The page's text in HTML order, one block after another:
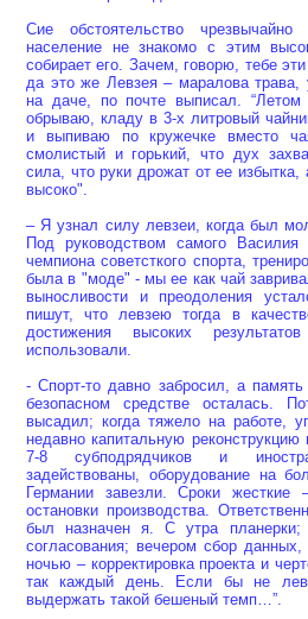
Сие обстоятельство
население не знакомо с этим
собирает его. Зачем, говорю, тебе
да это же Левзея – маралова трава,
на даче, по почте выписал.
обрываю, кладу в 3-х литровый
и выпиваю по кружечке вместо
смолистый и горький, что дух
сила, что руки дрожат от ее избытка,
высоко".
– Я узнал силу левзеи, когда был
Под руководством самого Василия
чемпиона советсткого спорта,
была в "моде" - мы ее как чай
выносливости и преодоления
пишут, что левзею тогда в
достижения высоких
использовали.
- Спорт-то давно забросил, а
безопасном средстве осталась.
высадил; когда тяжело на работе,
недавно капитальную реконструкцию
7-8 субподрядчиков и
задействованы, оборудование на
Германии завезли. Сроки
остановки производства.
был назначен я. С утра планерки;
согласования; вечером сбор данных,
ночью – корректировка проекта и
так каждый день. Если бы не
выдержать такой бешеный темп…”.